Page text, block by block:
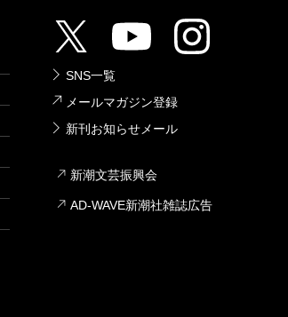
SNS一覧
メールマガジン登録
新刊お知らせメール
新潮文芸振興会
AD-WAVE新潮社雑誌広告